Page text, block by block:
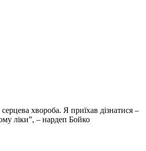
хвороба. Я приїхав дізнатися –
ліки”, – нардеп Бойко